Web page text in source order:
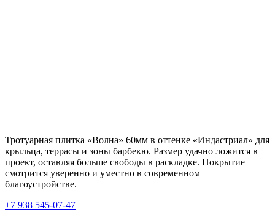
Тротуарная плитка «Волна» 60мм в оттенке «Индастриал» для
крыльца, террасы и зоны барбекю. Размер удачно ложится в
проект, оставляя больше свободы в раскладке. Покрытие
смотрится уверенно и уместно в современном
благоустройстве.
+7 938 545-07-47